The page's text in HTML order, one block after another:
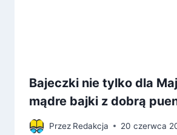
Bajeczki nie tylko dla
mądre bajki z dobrą
Przez Redakcja 20 czerwca